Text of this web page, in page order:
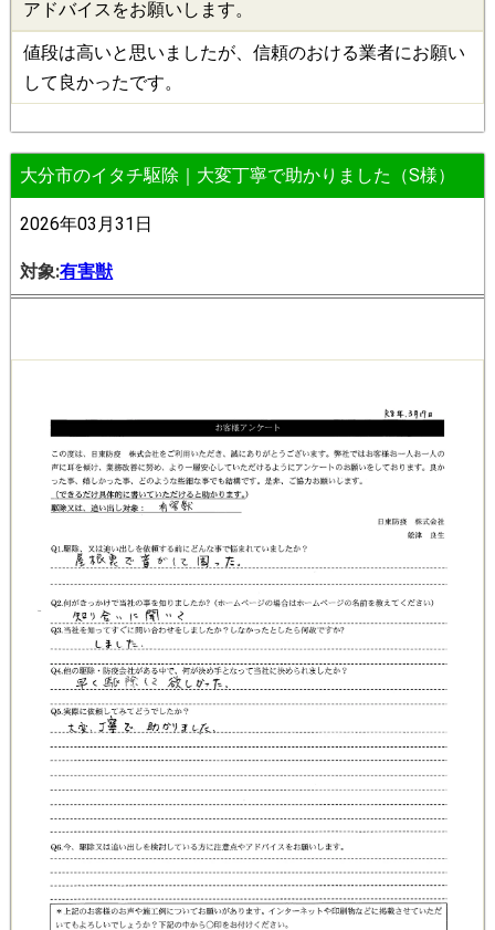
アドバイスをお願いします。
値段は高いと思いましたが、信頼のおける業者にお願い
して良かったです。
大分市のイタチ駆除｜大変丁寧で助かりました（S様）
2026年03月31日
対象:有害獣